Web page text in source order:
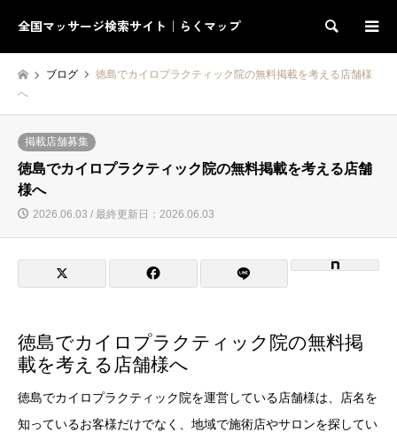
全国マッサージ検索サイト｜らくマップ 検索
ブログ
徳島でカイロプラクティック院の無料掲載を考える店舗様
へ
掲載店舗募集
徳島でカイロプラクティック院の無料掲載を考える店舗
様へ
2026.06.03 / 最終更新日：2026.06.03
徳島でカイロプラクティック院の無料掲
載を考える店舗様へ
徳島でカイロプラクティック院を運営している店舗様は、店名を
知っているお客様だけでなく、地域で施術店やサロンを探してい